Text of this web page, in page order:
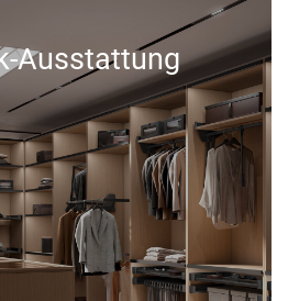
Ausstattung